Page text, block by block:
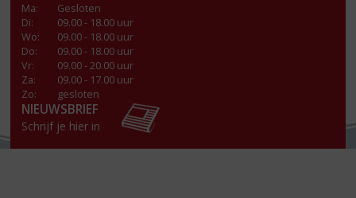
Ma:
Gesloten
Di:
09.00 - 18.00 uur
Wo:
09.00 - 18.00 uur
Do:
09.00 - 18.00 uur
Vr:
09.00 - 20.00 uur
Za:
09.00 - 17.00 uur
Zo:
gesloten
NIEUWSBRIEF
Schrijf je hier in